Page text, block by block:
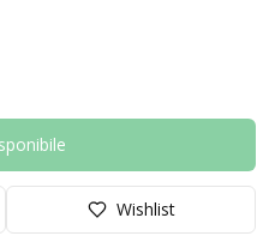
Wishlist